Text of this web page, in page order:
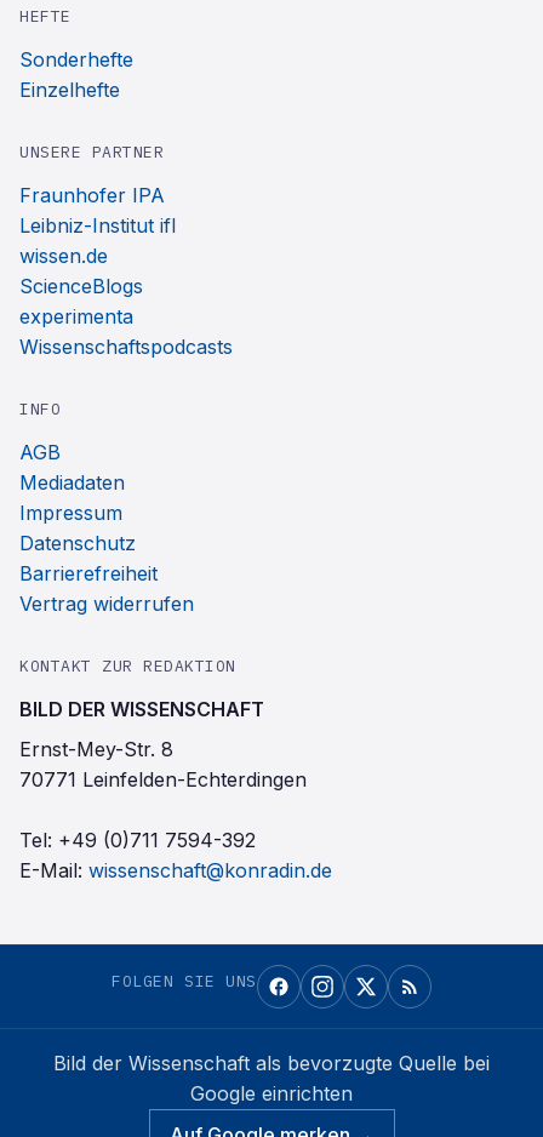
HEFTE
Sonderhefte
Einzelhefte
UNSERE PARTNER
Fraunhofer IPA
Leibniz-Institut ifl
wissen.de
ScienceBlogs
experimenta
Wissenschaftspodcasts
INFO
AGB
Mediadaten
Impressum
Datenschutz
Barrierefreiheit
Vertrag widerrufen
KONTAKT ZUR REDAKTION
BILD DER WISSENSCHAFT
Ernst-Mey-Str. 8
70771 Leinfelden-Echterdingen
Tel: +49 (0)711 7594-392
E-Mail: wissenschaft@konradin.de
FOLGEN SIE UNS
Bild der Wissenschaft als bevorzugte Quelle bei
Google einrichten